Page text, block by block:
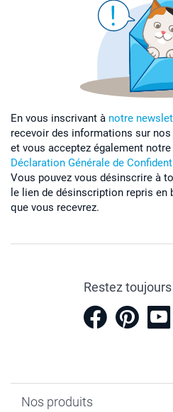
En vous inscrivant à notre
recevoir des informations sur
et vous acceptez également notre
Déclaration Générale de
Vous pouvez vous désinscrire à
le lien de désinscription repris en
que vous recevrez.
Restez
Nos produits